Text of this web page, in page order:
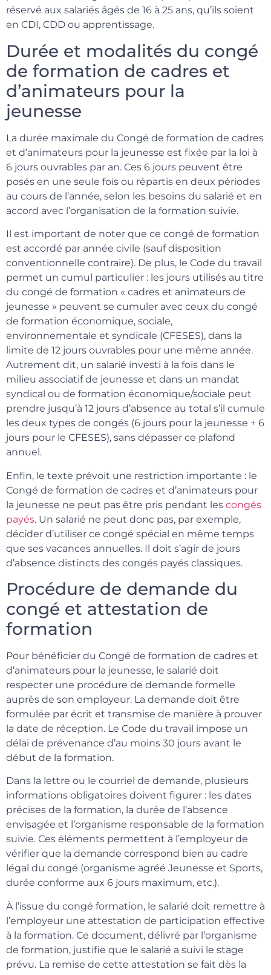
réservé aux salariés âgés de 16 à 25 ans, qu’ils soient
en CDI, CDD ou apprentissage.
Durée et modalités du congé
de formation de cadres et
d’animateurs pour la
jeunesse
La durée maximale du Congé de formation de cadres
et d’animateurs pour la jeunesse est fixée par la loi à
6 jours ouvrables par an. Ces 6 jours peuvent être
posés en une seule fois ou répartis en deux périodes
au cours de l’année, selon les besoins du salarié et en
accord avec l’organisation de la formation suivie.
Il est important de noter que ce congé de formation
est accordé par année civile (sauf disposition
conventionnelle contraire). De plus, le Code du travail
permet un cumul particulier : les jours utilisés au titre
du congé de formation « cadres et animateurs de
jeunesse » peuvent se cumuler avec ceux du congé
de formation économique, sociale,
environnementale et syndicale (CFESES), dans la
limite de 12 jours ouvrables pour une même année.
Autrement dit, un salarié investi à la fois dans le
milieu associatif de jeunesse et dans un mandat
syndical ou de formation économique/sociale peut
prendre jusqu’à 12 jours d’absence au total s’il cumule
les deux types de congés (6 jours pour la jeunesse + 6
jours pour le CFESES), sans dépasser ce plafond
annuel.
Enfin, le texte prévoit une restriction importante : le
Congé de formation de cadres et d’animateurs pour
la jeunesse ne peut pas être pris pendant les congés
payés. Un salarié ne peut donc pas, par exemple,
décider d’utiliser ce congé spécial en même temps
que ses vacances annuelles. Il doit s’agir de jours
d’absence distincts des congés payés classiques.
Procédure de demande du
congé et attestation de
formation
Pour bénéficier du Congé de formation de cadres et
d’animateurs pour la jeunesse, le salarié doit
respecter une procédure de demande formelle
auprès de son employeur. La demande doit être
formulée par écrit et transmise de manière à prouver
la date de réception. Le Code du travail impose un
délai de prévenance d’au moins 30 jours avant le
début de la formation.
Dans la lettre ou le courriel de demande, plusieurs
informations obligatoires doivent figurer : les dates
précises de la formation, la durée de l’absence
envisagée et l’organisme responsable de la formation
suivie. Ces éléments permettent à l’employeur de
vérifier que la demande correspond bien au cadre
légal du congé (organisme agréé Jeunesse et Sports,
durée conforme aux 6 jours maximum, etc.).
À l’issue du congé formation, le salarié doit remettre à
l’employeur une attestation de participation effective
à la formation. Ce document, délivré par l’organisme
de formation, justifie que le salarié a suivi le stage
prévu. La remise de cette attestation se fait dès la